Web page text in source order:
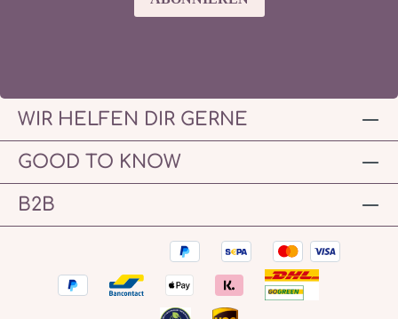
WIR HELFEN DIR GERNE
GOOD TO KNOW
B2B